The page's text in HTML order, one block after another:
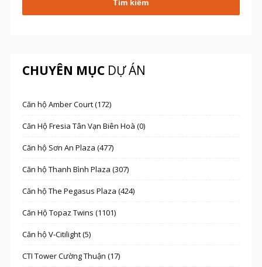
CHUYÊN MỤCDỰ ÁN
Căn hộ Amber Court (172)
Căn Hộ Fresia Tân Vạn Biên Hoà (0)
Căn hộ Sơn An Plaza (477)
Căn hộ Thanh Bình Plaza (307)
Căn hộ The Pegasus Plaza (424)
Căn Hộ Topaz Twins (1101)
Căn hộ V-Citilight (5)
CTI Tower Cường Thuận (17)